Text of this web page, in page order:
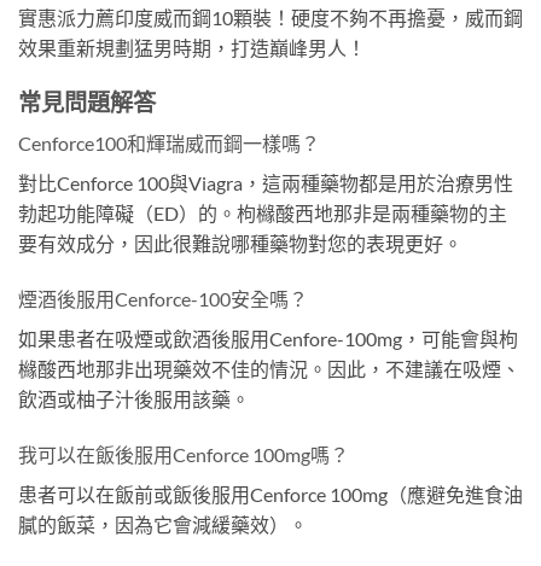
實惠派力薦印度威而鋼10顆裝！硬度不夠不再擔憂，威而鋼
效果重新規劃猛男時期，打造巔峰男人！
常見問題解答
Cenforce100和輝瑞威而鋼一樣嗎？
對比Cenforce 100與Viagra，這兩種藥物都是用於治療男性
勃起功能障礙（ED）的。枸櫞酸西地那非是兩種藥物的主
要有效成分，因此很難說哪種藥物對您的表現更好。
煙酒後服用Cenforce-100安全嗎？
如果患者在吸煙或飲酒後服用Cenfore-100mg，可能會與枸
櫞酸西地那非出現藥效不佳的情況。因此，不建議在吸煙、
飲酒或柚子汁後服用該藥。
我可以在飯後服用Cenforce 100mg嗎？
患者可以在飯前或飯後服用Cenforce 100mg（應避免進食油
膩的飯菜，因為它會減緩藥效）。